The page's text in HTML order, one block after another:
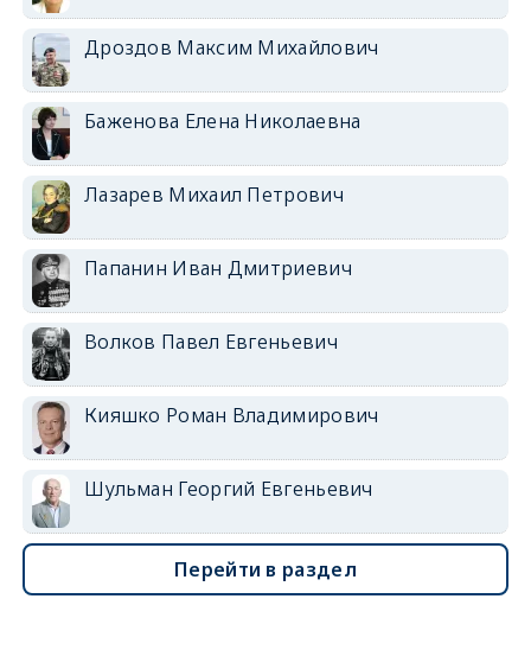
Дроздов Максим Михайлович
Баженова Елена Николаевна
Лазарев Михаил Петрович
Папанин Иван Дмитриевич
Волков Павел Евгеньевич
Кияшко Роман Владимирович
Шульман Георгий Евгеньевич
Перейти в раздел